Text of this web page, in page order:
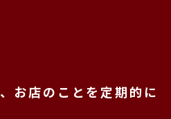
お店のことを定期的に